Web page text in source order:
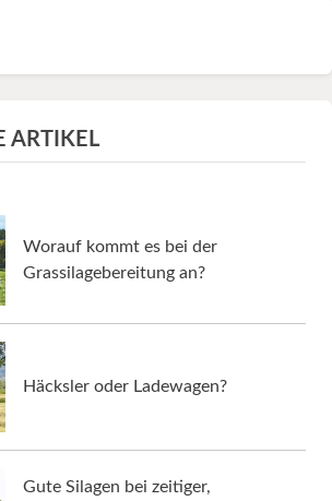
ARTIKEL
Worauf kommt es bei der
Grassilagebereitung an?
Häcksler oder Ladewagen?
Gute Silagen bei zeitiger,